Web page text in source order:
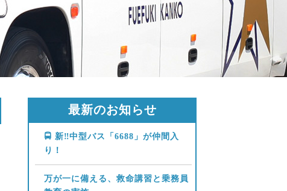
最新のお知らせ
🚍 新‼中型バス「6688」が仲間入
り！
万が一に備える、救命講習と乗務員